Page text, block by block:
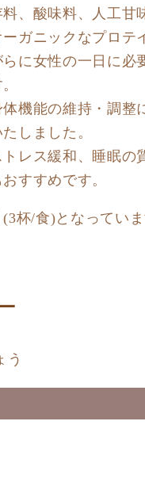
、酸味料、人工甘
ガニックなプロテ
らに女性の一日に必
機能の維持・調整
しました。
レス緩和、睡眠の
すすめです。
杯/食)となってい
う